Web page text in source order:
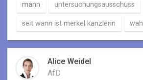
mann untersuchungsausschuss
seit wann ist merkel kanzlerin wahl
Alice Weidel
AfD